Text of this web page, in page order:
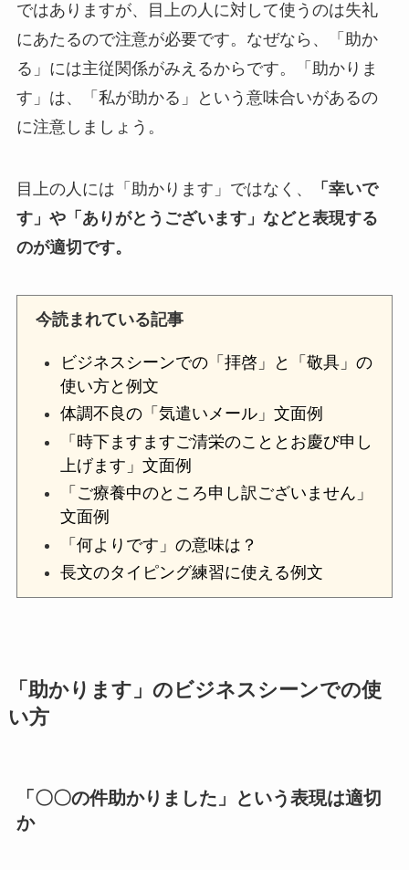
ではありますが、目上の人に対して使うのは失礼
にあたるので注意が必要です。なぜなら、「助か
る」には主従関係がみえるからです。「助かりま
す」は、「私が助かる」という意味合いがあるの
に注意しましょう。
目上の人には「助かります」ではなく、
「幸いで
す」や「ありがとうございます」などと表現する
のが適切です。
今読まれている記事
ビジネスシーンでの「拝啓」と「敬具」の
使い方と例文
体調不良の「気遣いメール」文面例
「時下ますますご清栄のこととお慶び申し
上げます」文面例
「ご療養中のところ申し訳ございません」
文面例
「何よりです」の意味は？
長文のタイピング練習に使える例文
「助かります」のビジネスシーンでの使
い方
「〇〇の件助かりました」という表現は適切
か